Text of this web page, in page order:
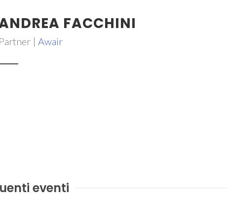
FACCHINI
Partner | Awair
eventi